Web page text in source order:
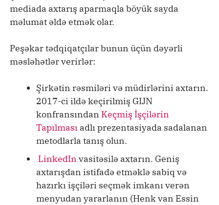
mediada axtarış aparmaqla böyük sayda
məlumat əldə etmək olar.
Peşəkar tədqiqatçılar bunun üçün dəyərli
məsləhətlər verirlər:
Şirkətin rəsmiləri və müdirlərini axtarın.
2017-ci ildə keçirilmiş GIJN
konfransından Keçmiş İşçilərin
Tapılması adlı prezentasiyada sadalanan
metodlarla tanış olun.
LinkedIn vasitəsilə axtarın. Geniş
axtarışdan istifadə etməklə sabiq və
hazırkı işçiləri seçmək imkanı verən
menyudan yararlanın (Henk van Essin